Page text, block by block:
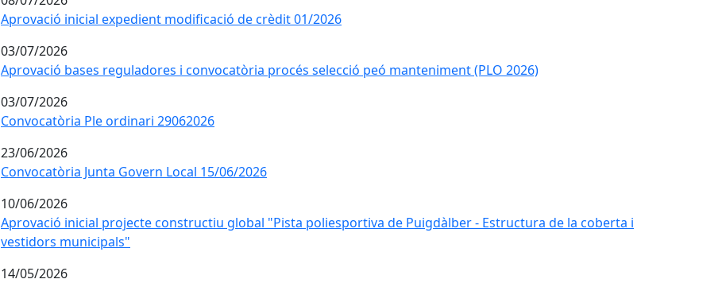
Aprovació inicial expedient modificació de crèdit 01/2026
03/07/2026
Aprovació bases reguladores i convocatòria procés selecció peó manteniment (PLO 2026)
03/07/2026
Convocatòria Ple ordinari 29062026
23/06/2026
Convocatòria Junta Govern Local 15/06/2026
10/06/2026
Aprovació inicial projecte constructiu global "Pista poliesportiva de Puigdàlber - Estructura de la coberta i
vestidors municipals"
14/05/2026